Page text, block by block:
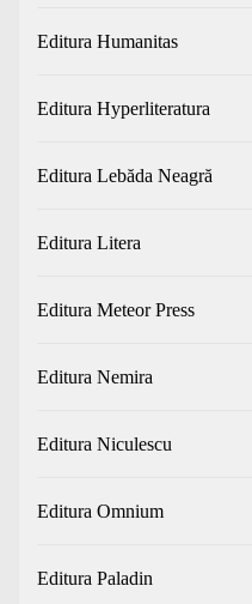
Editura Humanitas
Editura Hyperliteratura
Editura Lebăda Neagră
Editura Litera
Editura Meteor Press
Editura Nemira
Editura Niculescu
Editura Omnium
Editura Paladin